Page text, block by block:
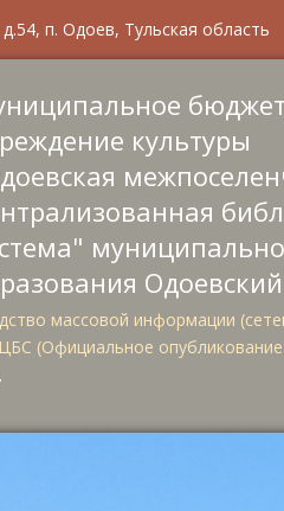
п. Одоев, Тульская область
культуры
массовой информации
(Официальное